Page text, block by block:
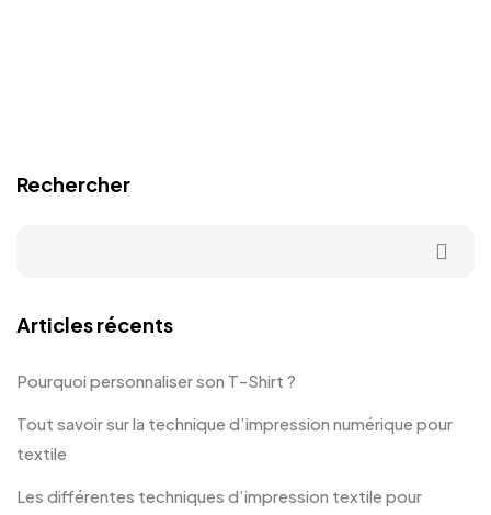
Rechercher
Articles récents
Pourquoi personnaliser son T-Shirt ?
Tout savoir sur la technique d’impression numérique pour
textile
Les différentes techniques d’impression textile pour